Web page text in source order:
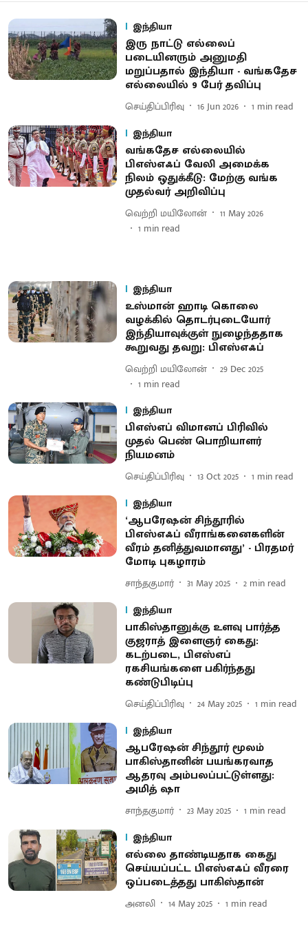
இந்தியா
இரு நாட்டு எல்லைப்
படையினரும் அனுமதி
மறுப்பதால் இந்தியா - வங்கதேச
எல்லையில் 9 பேர் தவிப்பு
செய்திப்பிரிவு 16 Jun 2026 1 min read
இந்தியா
வங்கதேச எல்லையில்
பிஎஸ்எஃப் வேலி அமைக்க
நிலம் ஒதுக்கீடு: மேற்கு வங்க
முதல்வர் அறிவிப்பு
வெற்றி மயிலோன்
11 May 2026
1 min read
இந்தியா
உஸ்மான் ஹாடி கொலை
வழக்கில் தொடர்புடையோர்
இந்தியாவுக்குள் நுழைந்ததாக
கூறுவது தவறு: பிஎஸ்எஃப்
வெற்றி மயிலோன்
29 Dec 2025
1 min read
இந்தியா
பிஎஸ்எப் விமானப் பிரிவில்
முதல் பெண் பொறியாளர்
நியமனம்
செய்திப்பிரிவு 13 Oct 2025 1 min read
இந்தியா
‘ஆபரேஷன் சிந்தூரில்
பிஎஸ்எஃப் வீராங்கனைகளின்
வீரம் தனித்துவமானது’ - பிரதமர்
மோடி புகழாரம்
சாந்தகுமார் 31 May 2025 2 min read
இந்தியா
பாகிஸ்தானுக்கு உளவு பார்த்த
குஜராத் இளைஞர் கைது:
கடற்படை, பிஎஸ்எப்
ரகசியங்களை பகிர்ந்தது
கண்டுபிடிப்பு
செய்திப்பிரிவு 24 May 2025 1 min read
இந்தியா
ஆபரேஷன் சிந்தூர் மூலம்
பாகிஸ்தானின் பயங்கரவாத
ஆதரவு அம்பலப்பட்டுள்ளது:
அமித் ஷா
சாந்தகுமார் 23 May 2025 1 min read
இந்தியா
எல்லை தாண்டியதாக கைது
செய்யப்பட்ட பிஎஸ்எஃப் வீரரை
ஒப்படைத்தது பாகிஸ்தான்
அனலி 14 May 2025 1 min read